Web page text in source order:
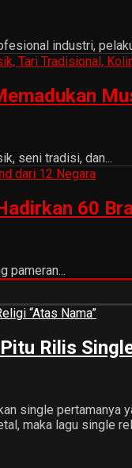
industri,
seni tradisi, dan...
60
pameran...
Rilis
single pertamanya
maka lagu single